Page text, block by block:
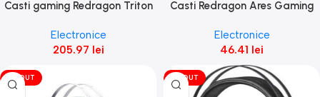
Casti gaming Redragon Triton
Electronice
205.97 lei
Casti Redragon Ares Gaming
Electronice
46.41 lei
VÎNDUT VÎNDUT